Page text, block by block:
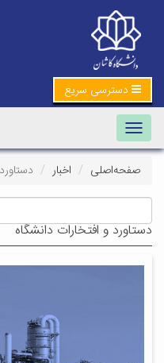
دسترسی سریع
Toggle navigation
صفحه‌اصلی اخبار
دستاورد و افتخارات دانشگاه